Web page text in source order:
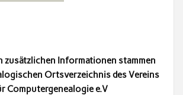
zusätzlichen Informationen stammen
Ortsverzeichnis des Vereins
Computergenealogie e.V